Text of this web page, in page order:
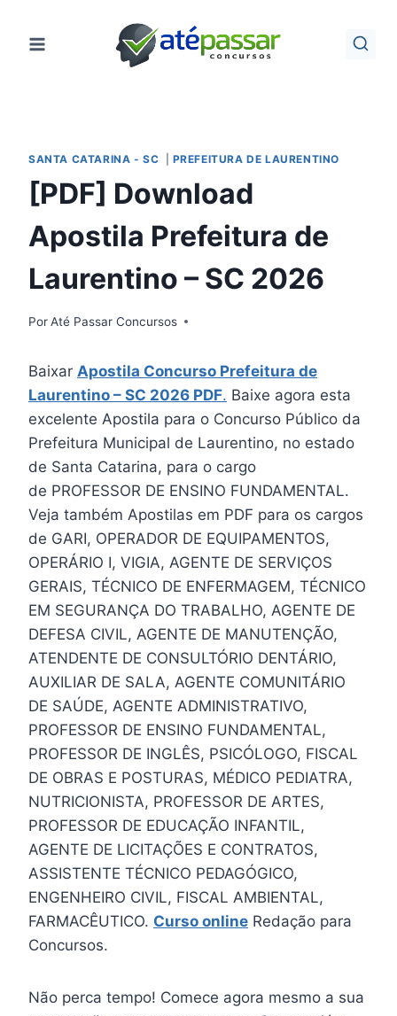
para
SANTA CATARINA - SC PREFEITURA DE LAURENTINO
[PDF] Download
Apostila Prefeitura de
Laurentino – SC 2026
PorAté Passar Concursos
Baixar Apostila Concurso Prefeitura de
Laurentino – SC 2026 PDF. Baixe agora esta
excelente Apostila para o Concurso Público da
Prefeitura Municipal de Laurentino, no estado
de Santa Catarina, para o cargo
de PROFESSOR DE ENSINO FUNDAMENTAL.
Veja também Apostilas em PDF para os cargos
de GARI, OPERADOR DE EQUIPAMENTOS,
OPERÁRIO I, VIGIA, AGENTE DE SERVIÇOS
GERAIS, TÉCNICO DE ENFERMAGEM, TÉCNICO
EM SEGURANÇA DO TRABALHO, AGENTE DE
DEFESA CIVIL, AGENTE DE MANUTENÇÃO,
ATENDENTE DE CONSULTÓRIO DENTÁRIO,
AUXILIAR DE SALA, AGENTE COMUNITÁRIO
DE SAÚDE, AGENTE ADMINISTRATIVO,
PROFESSOR DE ENSINO FUNDAMENTAL,
PROFESSOR DE INGLÊS, PSICÓLOGO, FISCAL
DE OBRAS E POSTURAS, MÉDICO PEDIATRA,
NUTRICIONISTA, PROFESSOR DE ARTES,
PROFESSOR DE EDUCAÇÃO INFANTIL,
AGENTE DE LICITAÇÕES E CONTRATOS,
ASSISTENTE TÉCNICO PEDAGÓGICO,
ENGENHEIRO CIVIL, FISCAL AMBIENTAL,
FARMACÊUTICO. Curso online Redação para
Concursos.
Não perca tempo! Comece agora mesmo a sua